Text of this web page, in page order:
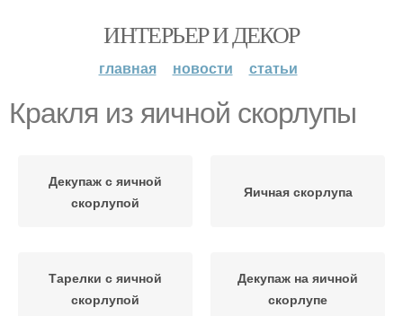
ИНТЕРЬЕР И ДЕКОР
главная новости статьи
Кракля из яичной скорлупы
Декупаж с яичной
скорлупой
Яичная скорлупа
Тарелки с яичной
скорлупой
Декупаж на яичной
скорлупе